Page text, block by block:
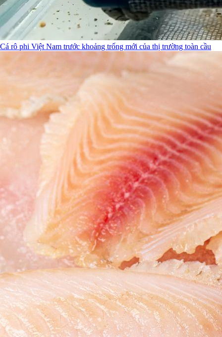
Cá rô phi Việt Nam trước khoảng trống mới của thị trường toàn cầu